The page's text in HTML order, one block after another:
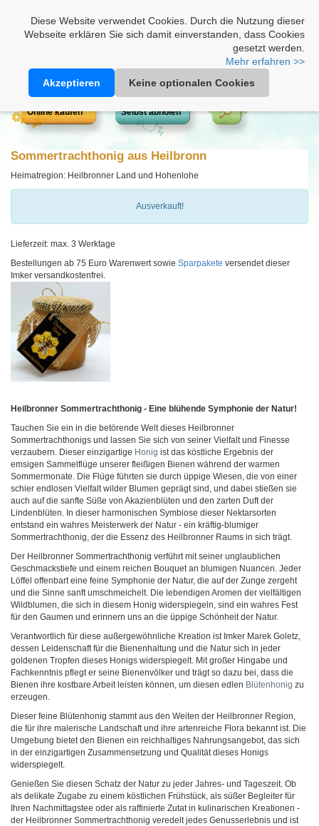
Diese Website verwendet Cookies. Durch die Nutzung dieser
Webseite erklären Sie sich damit einverstanden, dass Cookies
gesetzt werden.
Mehr erfahren >>
Akzeptieren
Keine optionalen Cookies
Online kaufen Selbst abholen
Sommertrachthonig aus Heilbronn
Heimatregion: Heilbronner Land und Hohenlohe
Ausverkauft!
Lieferzeit: max. 3 Werktage
Bestellungen ab 75 Euro Warenwert sowie Sparpakete versendet dieser
Imker versandkostenfrei.
Heilbronner Sommertrachthonig - Eine blühende Symphonie der Natur!
Tauchen Sie ein in die betörende Welt dieses Heilbronner
Sommertrachthonigs und lassen Sie sich von seiner Vielfalt und Finesse
verzaubern. Dieser einzigartige Honig ist das köstliche Ergebnis der
emsigen Sammelflüge unserer fleißigen Bienen während der warmen
Sommermonate. Die Flüge führten sie durch üppige Wiesen, die von einer
schier endlosen Vielfalt wilder Blumen geprägt sind, und dabei stießen sie
auch auf die sanfte Süße von Akazienblüten und den zarten Duft der
Lindenblüten. In dieser harmonischen Symbiose dieser Nektarsorten
entstand ein wahres Meisterwerk der Natur - ein kräftig-blumiger
Sommertrachthonig, der die Essenz des Heilbronner Raums in sich trägt.
Der Heilbronner Sommertrachthonig verführt mit seiner unglaublichen
Geschmackstiefe und einem reichen Bouquet an blumigen Nuancen. Jeder
Löffel offenbart eine feine Symphonie der Natur, die auf der Zunge zergeht
und die Sinne sanft umschmeichelt. Die lebendigen Aromen der vielfältigen
Wildblumen, die sich in diesem Honig widerspiegeln, sind ein wahres Fest
für den Gaumen und erinnern uns an die üppige Schönheit der Natur.
Verantwortlich für diese außergewöhnliche Kreation ist Imker Marek Goletz,
dessen Leidenschaft für die Bienenhaltung und die Natur sich in jeder
goldenen Tropfen dieses Honigs widerspiegelt. Mit großer Hingabe und
Fachkenntnis pflegt er seine Bienenvölker und trägt so dazu bei, dass die
Bienen ihre kostbare Arbeit leisten können, um diesen edlen Blütenhonig zu
erzeugen.
Dieser feine Blütenhonig stammt aus den Weiten der Heilbronner Region,
die für ihre malerische Landschaft und ihre artenreiche Flora bekannt ist. Die
Umgebung bietet den Bienen ein reichhaltiges Nahrungsangebot, das sich
in der einzigartigen Zusammensetzung und Qualität dieses Honigs
widerspiegelt.
Genießen Sie diesen Schatz der Natur zu jeder Jahres- und Tageszeit. Ob
als delikate Zugabe zu einem köstlichen Frühstück, als süßer Begleiter für
Ihren Nachmittagstee oder als raffinierte Zutat in kulinarischen Kreationen -
der Heilbronner Sommertrachthonig veredelt jedes Genusserlebnis und ist